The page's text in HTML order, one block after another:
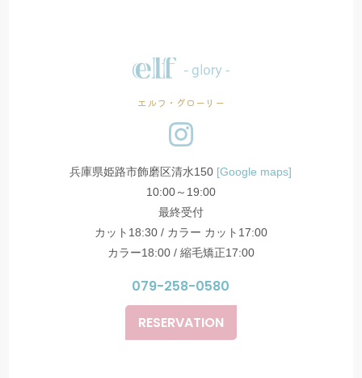
エルフ・グローリー
兵庫県姫路市飾磨区清水150 [Google maps]
10:00～19:00
最終受付
カット18:30 / カラー カット17:00
カラー18:00 / 縮毛矯正17:00
079-258-0580
RESERVATION